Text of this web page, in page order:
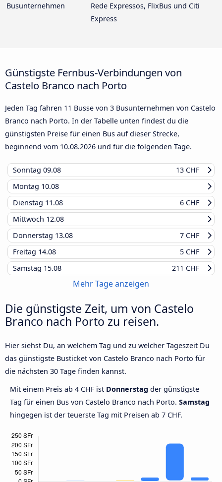
Busunternehmen
Rede Expressos, FlixBus und Citi
Express
Günstigste Fernbus-Verbindungen von
Castelo Branco nach Porto
Jeden Tag fahren 11 Busse von 3 Busunternehmen von Castelo
Branco nach Porto. In der Tabelle unten findest du die
günstigsten Preise für einen Bus auf dieser Strecke,
beginnend vom 10.08.2026 und für die folgenden Tage.
Sonntag 09.08
13 CHF
Montag 10.08
Dienstag 11.08
6 CHF
Mittwoch 12.08
Donnerstag 13.08
7 CHF
Freitag 14.08
5 CHF
Samstag 15.08 211 CHF
Mehr Tage anzeigen
Die günstigste Zeit, um von Castelo
Branco nach Porto zu reisen.
Hier siehst Du, an welchem Tag und zu welcher Tageszeit Du
das günstigste Busticket von Castelo Branco nach Porto für
die nächsten 30 Tage finden kannst.
Mit einem Preis ab 4 CHF ist Donnerstag der günstigste
Tag für einen Bus von Castelo Branco nach Porto. Samstag
hingegen ist der teuerste Tag mit Preisen ab 7 CHF.